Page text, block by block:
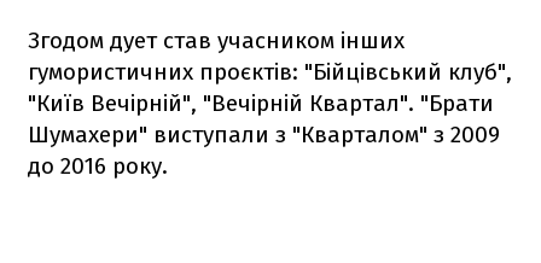
Згодом дует став учасником інших
гумористичних проєктів: "Бійцівський клуб",
"Київ Вечірній", "Вечірній Квартал". "Брати
Шумахери" виступали з "Кварталом" з 2009
до 2016 року.